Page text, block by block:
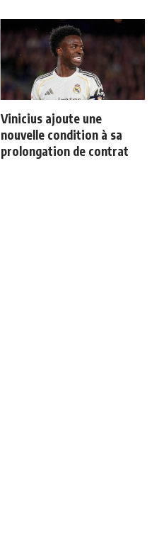
Vinicius ajoute une
nouvelle condition à sa
prolongation de contrat